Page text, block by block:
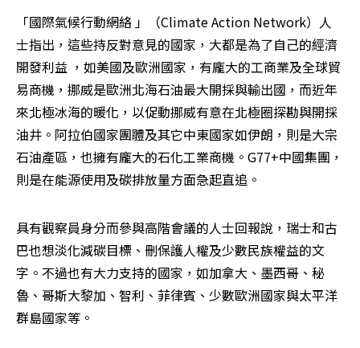
「國際氣候行動網絡 」（Climate Action Network）人
士指出，這些持反對意見的國家，大都是為了自己的經濟
開發利益 ，如美國及歐洲國家，有龐大的工商業及全球貿
易商機，挪威是歐洲北海石油最大開採與輸出國，而近年
來北極冰海的暖化，以促動挪威有意在北極圈探勘與開採
油井。阿拉伯國家團體及其它中東國家如伊朗，則是大宗
石油產區，也擁有龐大的石化工業商機。G77+中國集團，
則是在能源使用及碳排放量方面急起直追。
具有觀察員身分而參與高階會議的人士回報說，瑞士和古
巴也想淡化減碳目標、刪保護人權及少數民族權益的文
字。不過也有大力支持的國家，如加拿大、墨西哥、秘
魯、哥斯大黎加、智利、菲律賓、少數歐洲國家與太平洋
群島國家等。